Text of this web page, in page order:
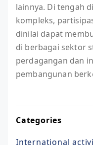
lainnya. Di tengah
kompleks,
dinilai dapat
di berbagai sektor
perdagangan dan
pembangunan
Categories
International